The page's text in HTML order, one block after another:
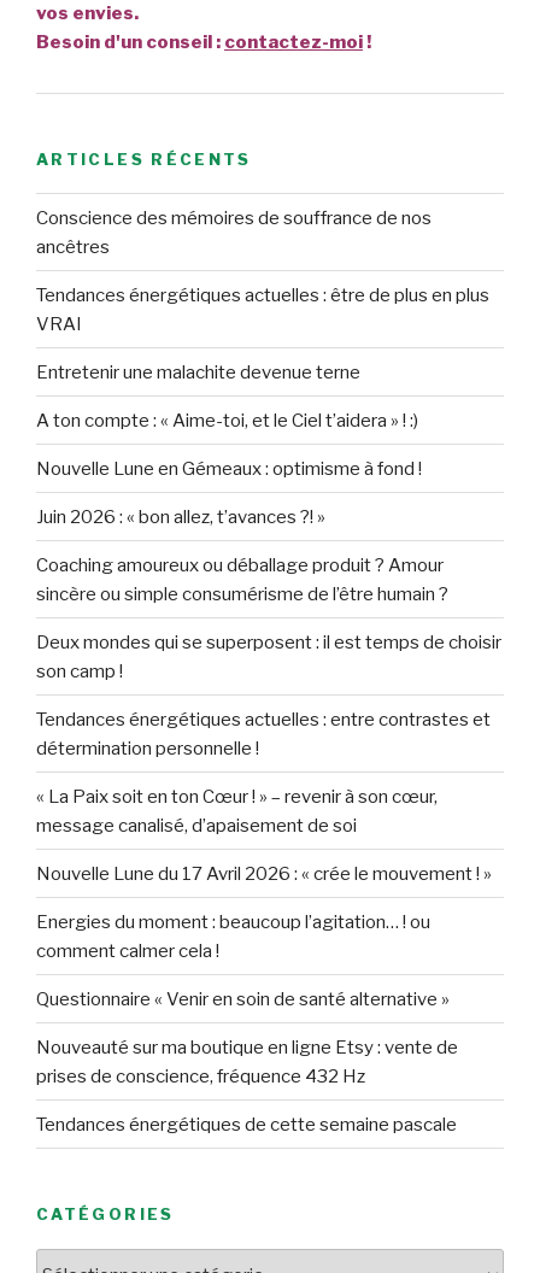
vos envies.
Besoin d'un conseil : contactez-moi!
ARTICLES RÉCENTS
Conscience des mémoires de souffrance de nos
ancêtres
Tendances énergétiques actuelles : être de plus en plus
VRAI
Entretenir une malachite devenue terne
A ton compte : « Aime-toi, et le Ciel t’aidera » ! :)
Nouvelle Lune en Gémeaux : optimisme à fond !
Juin 2026 : « bon allez, t’avances ?! »
Coaching amoureux ou déballage produit ? Amour
sincère ou simple consumérisme de l’être humain ?
Deux mondes qui se superposent : il est temps de choisir
son camp !
Tendances énergétiques actuelles : entre contrastes et
détermination personnelle !
« La Paix soit en ton Cœur ! » – revenir à son cœur,
message canalisé, d’apaisement de soi
Nouvelle Lune du 17 Avril 2026 : « crée le mouvement ! »
Energies du moment : beaucoup l’agitation… ! ou
comment calmer cela !
Questionnaire « Venir en soin de santé alternative »
Nouveauté sur ma boutique en ligne Etsy : vente de
prises de conscience, fréquence 432 Hz
Tendances énergétiques de cette semaine pascale
CATÉGORIES